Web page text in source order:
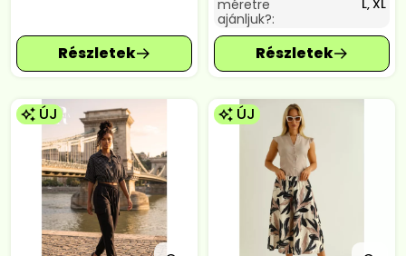
méretre
ajánljuk?:
L, XL
ÚJ ÚJ